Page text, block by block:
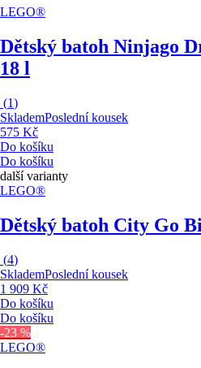
LEGO®
Dětský batoh Ninjago
18 l
(1)
SklademPoslední kousek
575 Kč
Do košíku
Do košíku
další varianty
LEGO®
Dětský batoh City Go
(4)
SklademPoslední kousek
1 909 Kč
Do košíku
Do košíku
-23 %
LEGO®